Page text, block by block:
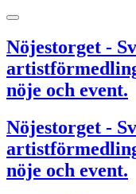
Nöjestorget -
nöje och event.
Nöjestorget -
nöje och event.